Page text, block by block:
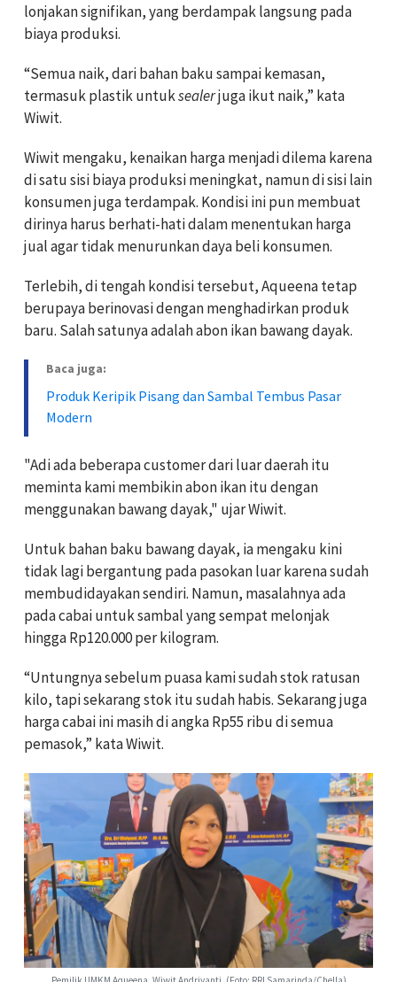
lonjakan signifikan, yang berdampak langsung pada
biaya produksi.
“Semua naik, dari bahan baku sampai kemasan,
termasuk plastik untuksealerjuga ikut naik,” kata
Wiwit.
Wiwit mengaku, kenaikan harga menjadi dilema karena
di satu sisi biaya produksi meningkat, namun di sisi lain
konsumen juga terdampak. Kondisi ini pun membuat
dirinya harus berhati-hati dalam menentukan harga
jual agar tidak menurunkan daya beli konsumen.
Terlebih, di tengah kondisi tersebut, Aqueena tetap
berupaya berinovasi dengan menghadirkan produk
baru. Salah satunya adalah abon ikan bawang dayak.
Baca juga:
Produk Keripik Pisang dan Sambal Tembus Pasar
Modern
"Adi ada beberapa customer dari luar daerah itu
meminta kami membikin abon ikan itu dengan
menggunakan bawang dayak," ujar Wiwit.
Untuk bahan baku bawang dayak, ia mengaku kini
tidak lagi bergantung pada pasokan luar karena sudah
membudidayakan sendiri. Namun, masalahnya ada
pada cabai untuk sambal yang sempat melonjak
hingga Rp120.000 per kilogram.
“Untungnya sebelum puasa kami sudah stok ratusan
kilo, tapi sekarang stok itu sudah habis. Sekarang juga
harga cabai ini masih di angka Rp55 ribu di semua
pemasok,” kata Wiwit.